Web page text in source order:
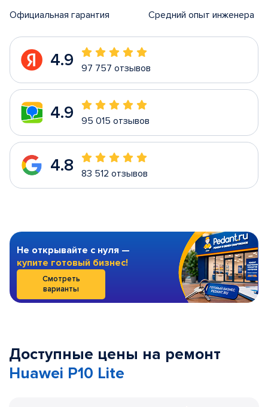
Официальная гарантия Средний опыт инженера
4.9 97 757 отзывов
4.9 95 015 отзывов
4.8 83 512 отзывов
Не открывайте с нуля —
купите готовый бизнес!
Смотреть
варианты
Доступные цены на ремонт
Huawei P10 Lite